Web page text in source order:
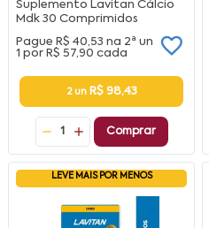
Suplemento Lavitan Cálcio
Mdk 30 Comprimidos
Pague R$ 40,53 na 2ª un
1 por R$ 57,90 cada
2 un R$ 98,43
1 Comprar
LEVE MAIS POR MENOS